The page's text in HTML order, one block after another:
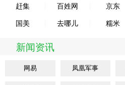
赶集 百姓网 京东
国美 去哪儿 糯米
新闻资讯
网易 凤凰军事